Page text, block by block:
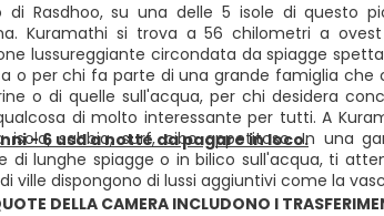
DELLA CAMERA INCLUDONO I
- 6 usd a notte da pagare in loco.
di Rasdhoo, su una delle 5 isole di questo
Kuramathi si trova a 56 chilometri a
lussureggiante circondata da spiagge
o per chi fa parte di una grande famiglia
o di quelle sull'acqua, per chi desidera
di molto interessante per tutti. A
isola, sabbia, surf, cibo appetitoso. In una
di lunghe spiagge o in bilico sull'acqua, ti
ville dispongono di lussi aggiuntivi come la